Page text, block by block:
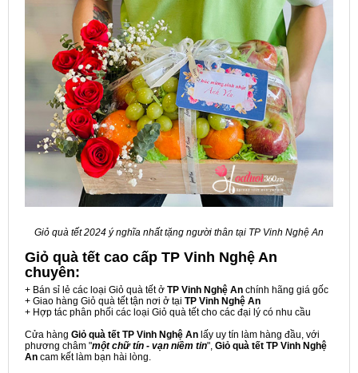
Giỏ quà tết 2024 ý nghĩa nhất tặng người thân tại TP Vinh Nghệ An
Giỏ quà tết cao cấp TP Vinh Nghệ An
chuyên:
+ Bán sỉ lẻ các loại Giỏ quà tết ở TP Vinh Nghệ An chính hãng giá gốc
+ Giao hàng Giỏ quà tết tận nơi ở tại TP Vinh Nghệ An
+ Hợp tác phân phối các loại Giỏ quà tết cho các đại lý có nhu cầu
Cửa hàng Giỏ quà tết TP Vinh Nghệ An lấy uy tín làm hàng đầu, với
phương châm "một chữ tín - vạn niềm tin", Giỏ quà tết TP Vinh Nghệ
An cam kết làm bạn hài lòng.